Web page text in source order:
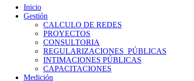
Inicio
Gestión
CALCULO DE REDES
PROYECTOS
CONSULTORIA
REGULARIZACIONES_PÚBLICAS
INTIMACIONES PÚBLICAS
CAPACITACIONES
Medición